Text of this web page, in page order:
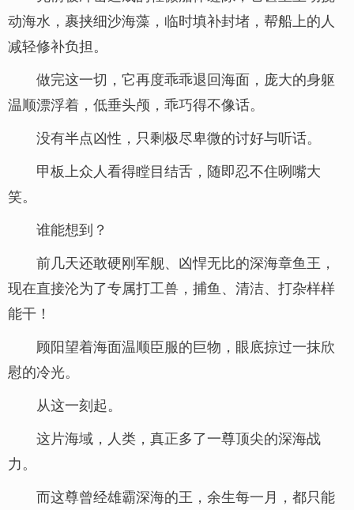
动海水，裹挟细沙海藻，临时填补封堵，帮船上的人
减轻修补负担。
做完这一切，它再度乖乖退回海面，庞大的身躯
温顺漂浮着，低垂头颅，乖巧得不像话。
没有半点凶性，只剩极尽卑微的讨好与听话。
甲板上众人看得瞠目结舌，随即忍不住咧嘴大
笑。
谁能想到？
前几天还敢硬刚军舰、凶悍无比的深海章鱼王，
现在直接沦为了专属打工兽，捕鱼、清洁、打杂样样
能干！
顾阳望着海面温顺臣服的巨物，眼底掠过一抹欣
慰的冷光。
从这一刻起。
这片海域，人类，真正多了一尊顶尖的深海战
力。
而这尊曾经雄霸深海的王，余生每一月，都只能